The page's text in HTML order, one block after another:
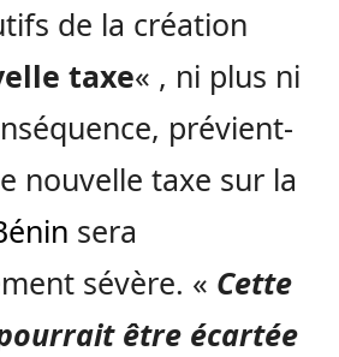
de la création
taxe« , ni plus ni
prévient-
nouvelle taxe sur la
sera
sévère. « Cette
être écartée